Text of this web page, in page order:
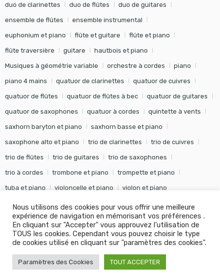
duo de clarinettes duo de flûtes duo de guitares
ensemble de flûtes ensemble instrumental
euphonium et piano flûte et guitare flûte et piano
flûte traversière guitare hautbois et piano
Musiques à géométrie variable orchestre à cordes piano
piano 4 mains quatuor de clarinettes quatuor de cuivres
quatuor de flûtes quatuor de flûtes à bec quatuor de guitares
quatuor de saxophones quatuor à cordes quintette à vents
saxhorn baryton et piano saxhorn basse et piano
saxophone alto et piano trio de clarinettes trio de cuivres
trio de flûtes trio de guitares trio de saxophones
trio à cordes trombone et piano trompette et piano
tuba et piano violoncelle et piano violon et piano
© Editions Soldano - Tous droits réservés - Conception Khalid
KANOUF Agence Digitale
Nous utilisons des cookies pour vous offrir une meilleure
expérience de navigation en mémorisant vos préférences .
En cliquant sur "Accepter" vous approuvez l'utilisation de
TOUS les cookies. Cependant vous pouvez choisir le type
de cookies utilisé en cliquant sur "paramètres des cookies".
Paramètres des Cookies TOUT ACCEPTER